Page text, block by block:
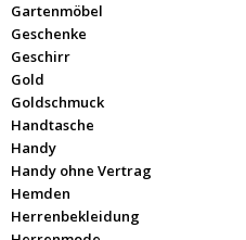
Gartenmöbel
Geschenke
Geschirr
Gold
Goldschmuck
Handtasche
Handy
Handy ohne Vertrag
Hemden
Herrenbekleidung